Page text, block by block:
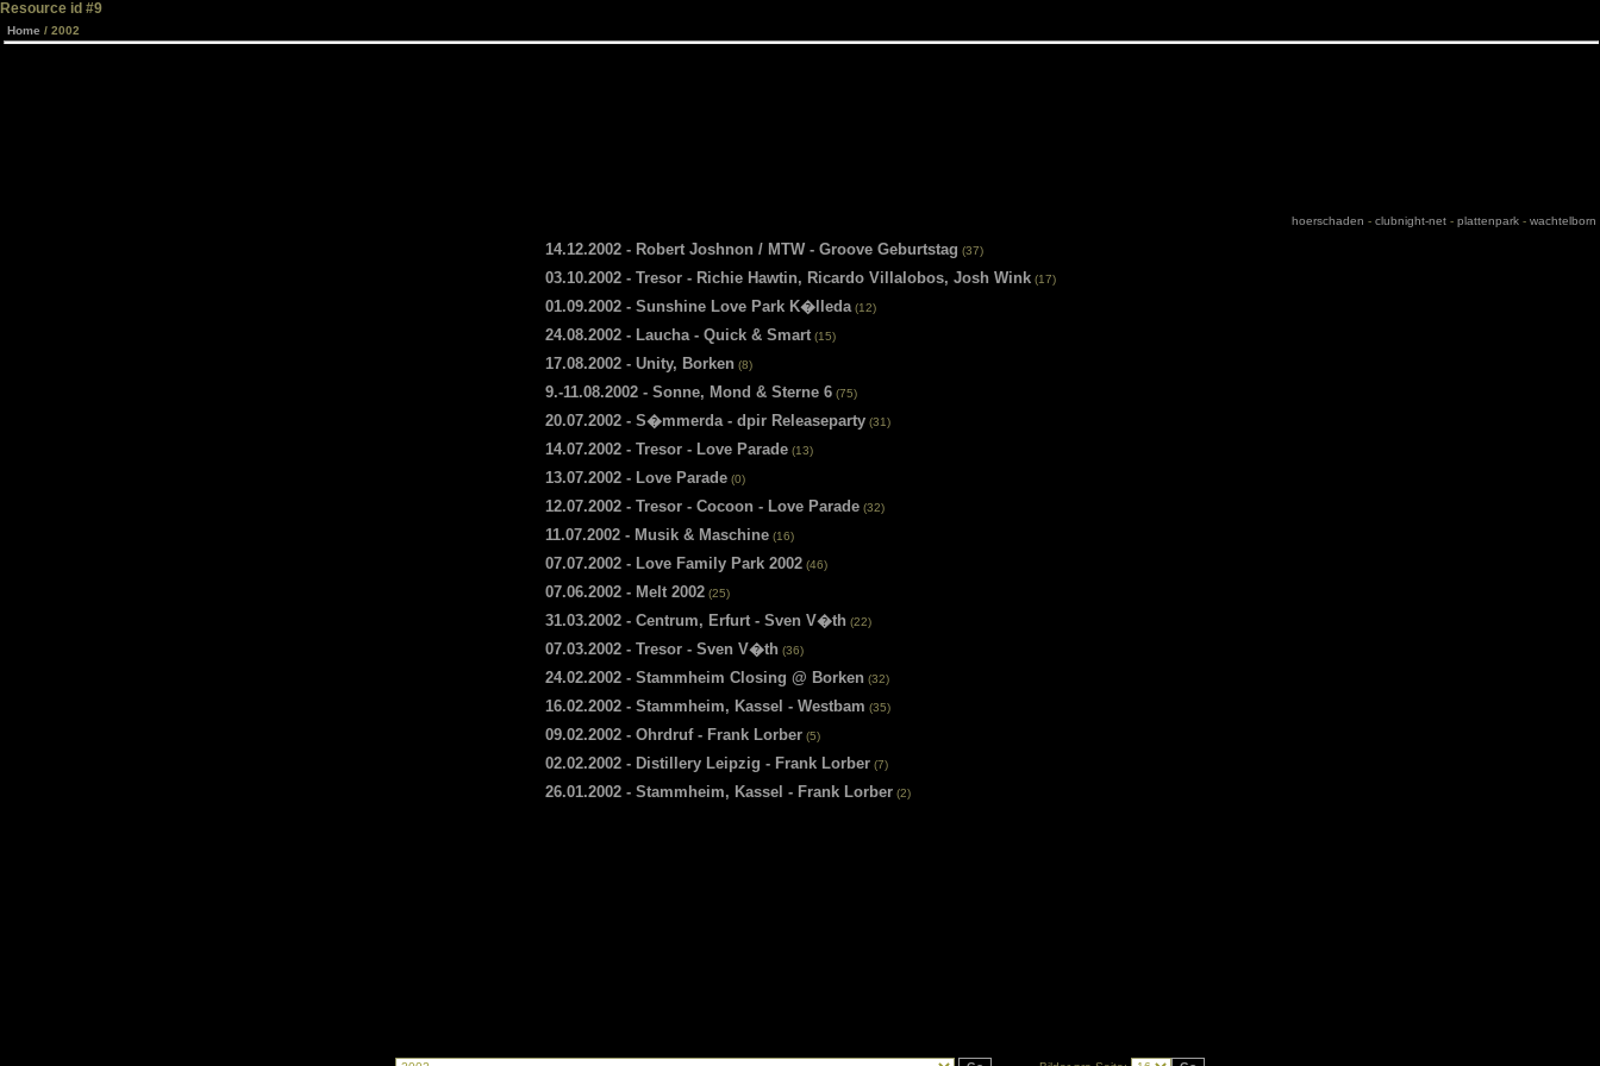
Resource id #9
Home / 2002
hoerschaden - clubnight-net - plattenpark - wachtelborn
14.12.2002 - Robert Joshnon / MTW - Groove Geburtstag (37)
03.10.2002 - Tresor - Richie Hawtin, Ricardo Villalobos, Josh Wink(17)
01.09.2002 - Sunshine Love Park K�lleda(12)
24.08.2002 - Laucha - Quick & Smart(15)
17.08.2002 - Unity, Borken (8)
9.-11.08.2002 - Sonne, Mond & Sterne 6(75)
20.07.2002 - S�mmerda - dpir Releaseparty(31)
14.07.2002 - Tresor - Love Parade(13)
13.07.2002 - Love Parade(0)
12.07.2002 - Tresor - Cocoon - Love Parade(32)
11.07.2002 - Musik & Maschine(16)
07.07.2002 - Love Family Park 2002(46)
07.06.2002 - Melt 2002(25)
31.03.2002 - Centrum, Erfurt - Sven V�th (22)
07.03.2002 - Tresor - Sven V�th (36)
24.02.2002 - Stammheim Closing @ Borken (32)
16.02.2002 - Stammheim, Kassel - Westbam (35)
09.02.2002 - Ohrdruf - Frank Lorber(5)
02.02.2002 - Distillery Leipzig - Frank Lorber(7)
26.01.2002 - Stammheim, Kassel - Frank Lorber(2)